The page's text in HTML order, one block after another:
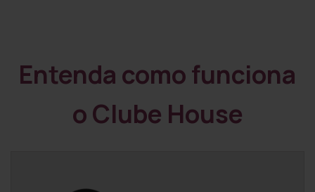
Entenda como funciona
o Clube House